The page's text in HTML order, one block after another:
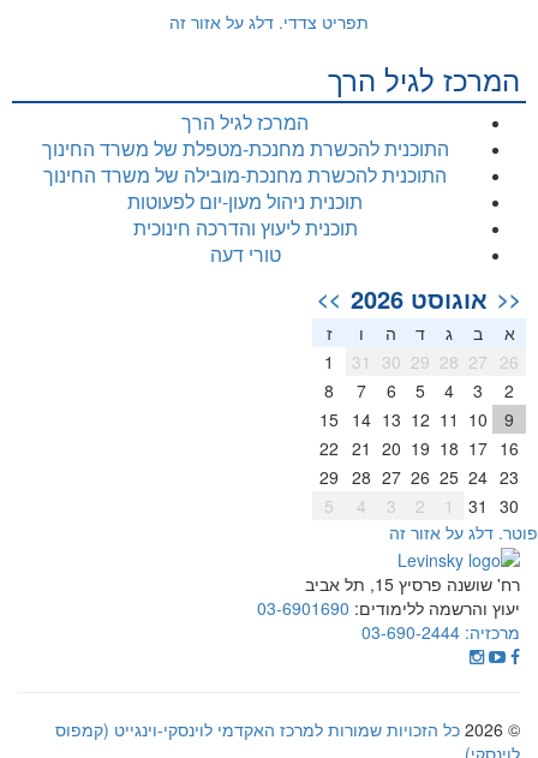
תפריט צדדי. דלג על אזור זה
המרכז לגיל הרך
המרכז לגיל הרך
התוכנית להכשרת מחנכת-מטפלת של משרד החינוך
התוכנית להכשרת מחנכת-מובילה של משרד החינוך
תוכנית ניהול מעון-יום לפעוטות
תוכנית ליעוץ והדרכה חינוכית
טורי דעה
<< אוגוסט 2026 >>
א ב ג ד ה
ז
26
27
28
29
30
31
2
3
4
5
6
7
8
9
10
11
12
13
14
15
16
17
18
19
20
21
22
23
24
25
26
27
28
29
30
31
2
3
4
5
דלג על אזור זה
רח' שושנה פרסיץ 15, תל אביב
יעוץ והרשמה ללימודים: 03-6901690
מרכזיה: 03-690-2444
© 2026
כל הזכויות שמורות למרכז האקדמי לוינסקי-וינגייט (קמפוס
לוינסקי)